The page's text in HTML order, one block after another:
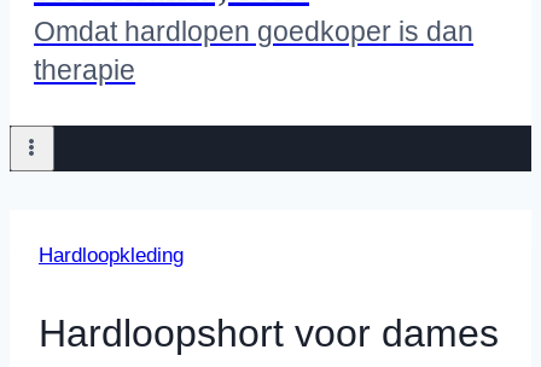
Omdat hardlopen goedkoper is dan
therapie
Hardloopkleding
Hardloopshort voor dames